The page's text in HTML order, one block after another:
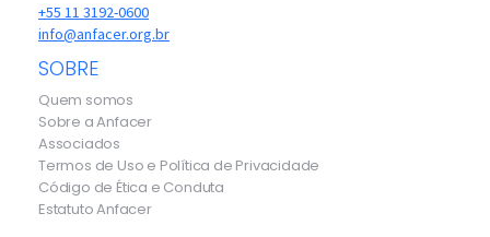
+55 11 3192-0600
info@anfacer.org.br
SOBRE
Quem somos
Sobre a Anfacer
Associados
Termos de Uso e Política de Privacidade
Código de Ética e Conduta
Estatuto Anfacer